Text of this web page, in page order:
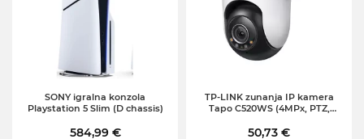
SONY igralna konzola
Playstation 5 Slim (D chassis)
584,99 €
TP-LINK zunanja IP kamera
Tapo C520WS (4MPx, PTZ,
50,73 €